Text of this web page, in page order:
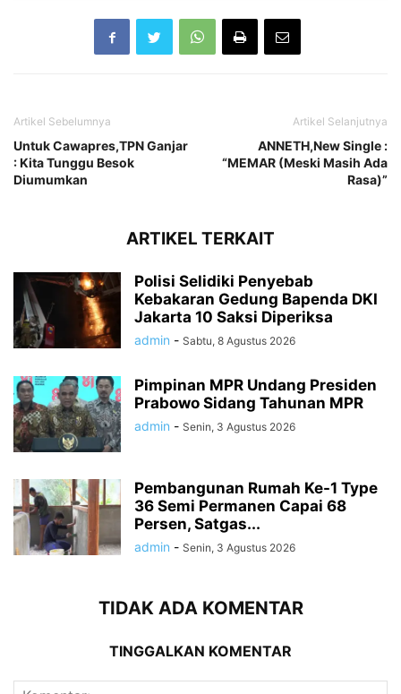
Artikel Sebelumnya
Untuk Cawapres,TPN Ganjar
: Kita Tunggu Besok
Diumumkan
Artikel Selanjutnya
ANNETH,New Single :
“MEMAR (Meski Masih Ada
Rasa)”
ARTIKEL TERKAIT
Polisi Selidiki Penyebab
Kebakaran Gedung Bapenda DKI
Jakarta 10 Saksi Diperiksa
admin - Sabtu, 8 Agustus 2026
Pimpinan MPR Undang Presiden
Prabowo Sidang Tahunan MPR
admin - Senin, 3 Agustus 2026
Pembangunan Rumah Ke-1 Type
36 Semi Permanen Capai 68
Persen, Satgas...
admin - Senin, 3 Agustus 2026
TIDAK ADA KOMENTAR
TINGGALKAN KOMENTAR